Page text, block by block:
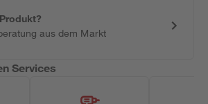
aus dem Markt
Services